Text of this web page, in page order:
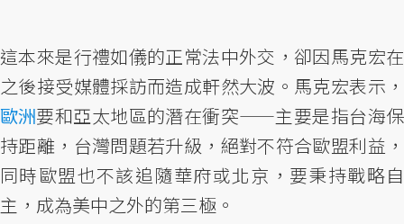
這本來是行禮如儀的正常法中外交，卻因馬克宏在
之後接受媒體採訪而造成軒然大波。馬克宏表示，
歐洲要和亞太地區的潛在衝突——主要是指台海保
持距離，台灣問題若升級，絕對不符合歐盟利益，
同時歐盟也不該追隨華府或北京，要秉持戰略自
主，成為美中之外的第三極。